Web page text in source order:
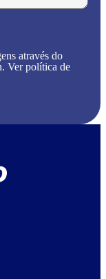
através do
Ver política de